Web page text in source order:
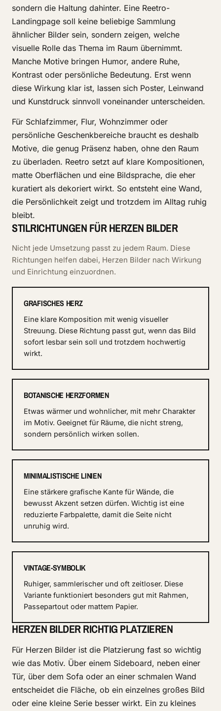
sondern die Haltung dahinter. Eine Reetro-
Landingpage soll keine beliebige Sammlung
ähnlicher Bilder sein, sondern zeigen, welche
visuelle Rolle das Thema im Raum übernimmt.
Manche Motive bringen Humor, andere Ruhe,
Kontrast oder persönliche Bedeutung. Erst wenn
diese Wirkung klar ist, lassen sich Poster, Leinwand
und Kunstdruck sinnvoll voneinander unterscheiden.
Für Schlafzimmer, Flur, Wohnzimmer oder
persönliche Geschenkbereiche braucht es deshalb
Motive, die genug Präsenz haben, ohne den Raum
zu überladen. Reetro setzt auf klare Kompositionen,
matte Oberflächen und eine Bildsprache, die eher
kuratiert als dekoriert wirkt. So entsteht eine Wand,
die Persönlichkeit zeigt und trotzdem im Alltag ruhig
bleibt.
STILRICHTUNGEN FÜR HERZEN BILDER
Nicht jede Umsetzung passt zu jedem Raum. Diese
Richtungen helfen dabei, Herzen Bilder nach Wirkung
und Einrichtung einzuordnen.
GRAFISCHES HERZ
Eine klare Komposition mit wenig visueller
Streuung. Diese Richtung passt gut, wenn das Bild
sofort lesbar sein soll und trotzdem hochwertig
wirkt.
BOTANISCHE HERZFORMEN
Etwas wärmer und wohnlicher, mit mehr Charakter
im Motiv. Geeignet für Räume, die nicht streng,
sondern persönlich wirken sollen.
MINIMALISTISCHE LINIEN
Eine stärkere grafische Kante für Wände, die
bewusst Akzent setzen dürfen. Wichtig ist eine
reduzierte Farbpalette, damit die Seite nicht
unruhig wird.
VINTAGE-SYMBOLIK
Ruhiger, sammlerischer und oft zeitloser. Diese
Variante funktioniert besonders gut mit Rahmen,
Passepartout oder mattem Papier.
HERZEN BILDER RICHTIG PLATZIEREN
Für Herzen Bilder ist die Platzierung fast so wichtig
wie das Motiv. Über einem Sideboard, neben einer
Tür, über dem Sofa oder an einer schmalen Wand
entscheidet die Fläche, ob ein einzelnes großes Bild
oder eine kleine Serie besser wirkt. Ein zu kleines